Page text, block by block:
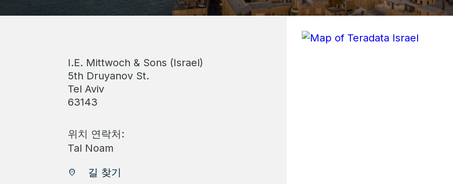
I.E. Mittwoch & Sons (Israel)
5th Druyanov St.
Tel Aviv
63143
위치 연락처:
Tal Noam
location_on 길 찾기